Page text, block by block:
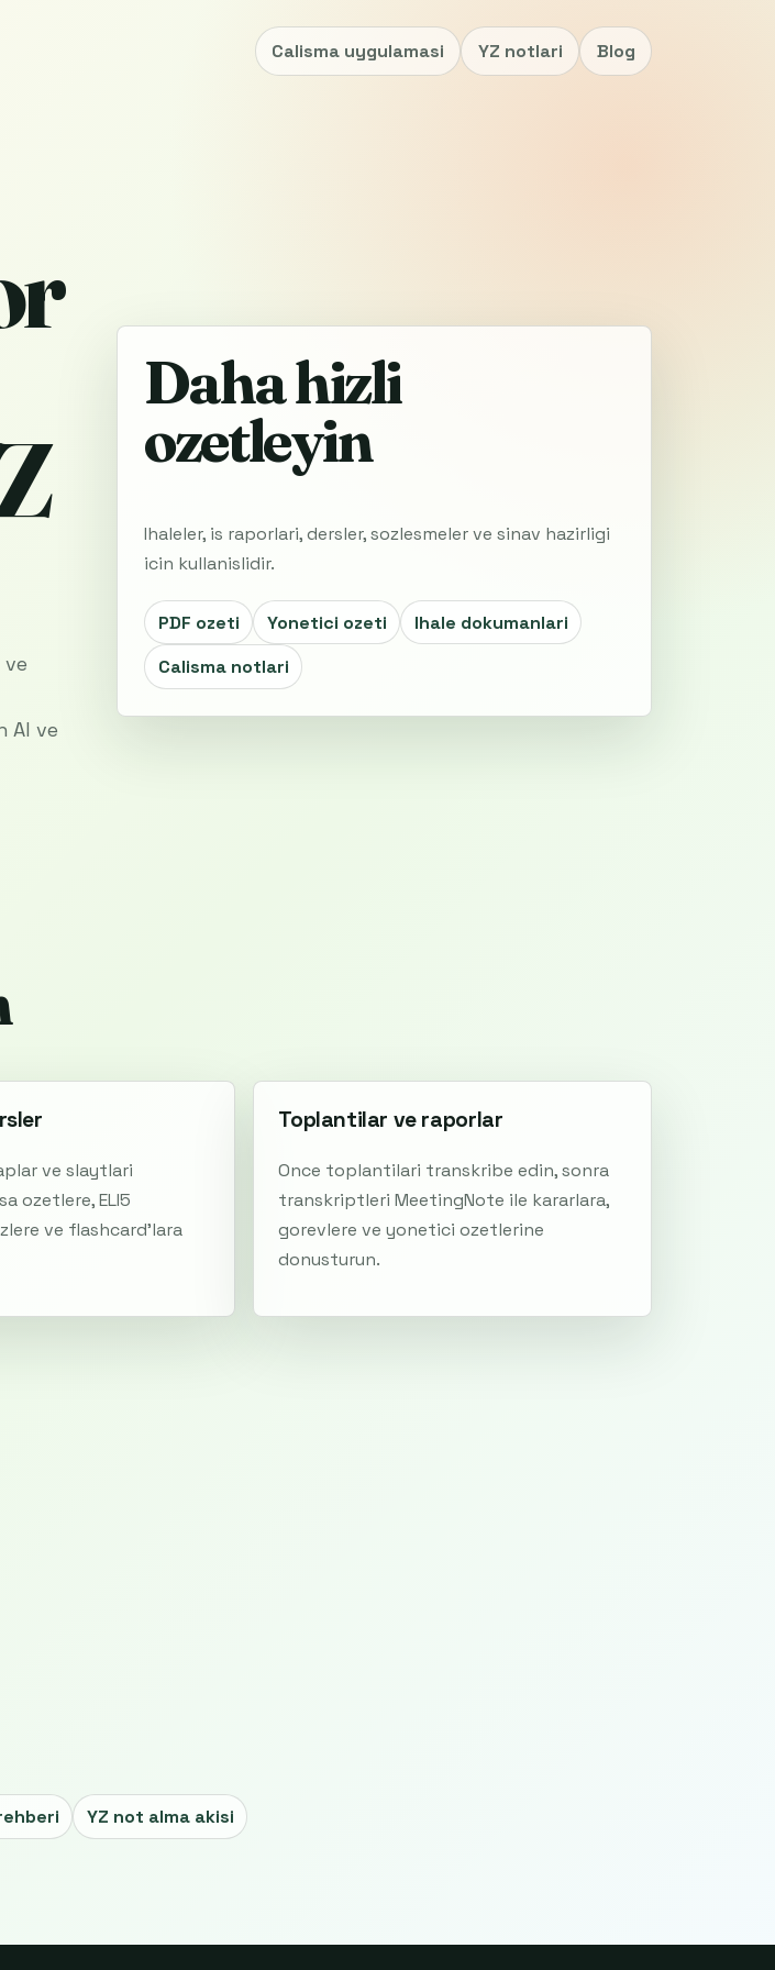
Calisma uygulamasi YZ notlari Blog
AI ve
Daha hizli
ozetleyin
Ihaleler, is raporlari, dersler, sozlesmeler ve sinav hazirligi
icin kullanislidir.
PDF ozeti Yonetici ozeti
Ihale dokumanlari
Calisma notlari
ve slaytlari
ozetlere, ELI5
ve flashcard'lara
Toplantilar ve raporlar
Once toplantilari transkribe edin, sonra
transkriptleri MeetingNote ile kararlara,
gorevlere ve yonetici ozetlerine
donusturun.
YZ not alma akisi